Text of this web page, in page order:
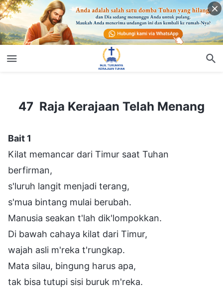
47 Raja Kerajaan Telah Menang
47 Raja Kerajaan Telah Menang
Bait 1
Kilat memancar dari Timur saat Tuhan
berfirman,
s'luruh langit menjadi terang,
s'mua bintang mulai berubah.
Manusia seakan t'lah dik'lompokkan.
Di bawah cahaya kilat dari Timur,
wajah asli m'reka t'rungkap.
Mata silau, bingung harus apa,
tak bisa tutupi sisi buruk m'reka.